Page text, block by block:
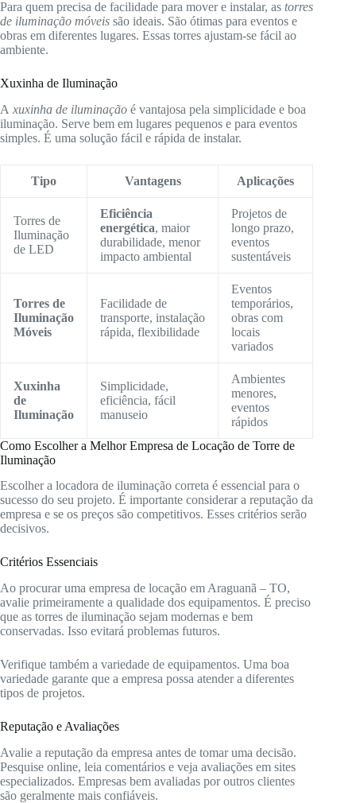
Para quem precisa de facilidade para mover e instalar, as torres
de iluminação móveis são ideais. São ótimas para eventos e
obras em diferentes lugares. Essas torres ajustam-se fácil ao
ambiente.
Xuxinha de Iluminação
A xuxinha de iluminação é vantajosa pela simplicidade e boa
iluminação. Serve bem em lugares pequenos e para eventos
simples. É uma solução fácil e rápida de instalar.
Tipo Vantagens Aplicações
Torres de
Iluminação
de LED
Eficiência
energética, maior
durabilidade, menor
impacto ambiental
Projetos de
longo prazo,
eventos
sustentáveis
Torres de
Iluminação
Móveis
Facilidade de
transporte, instalação
rápida, flexibilidade
Eventos
temporários,
obras com
locais
variados
Xuxinha
de
Iluminação
Simplicidade,
eficiência, fácil
manuseio
Ambientes
menores,
eventos
rápidos
Como Escolher a Melhor Empresa de Locação de Torre de
Iluminação
Escolher a locadora de iluminação correta é essencial para o
sucesso do seu projeto. É importante considerar a reputação da
empresa e se os preços são competitivos. Esses critérios serão
decisivos.
Critérios Essenciais
Ao procurar uma empresa de locação em Araguanã – TO,
avalie primeiramente a qualidade dos equipamentos. É preciso
que as torres de iluminação sejam modernas e bem
conservadas. Isso evitará problemas futuros.
Verifique também a variedade de equipamentos. Uma boa
variedade garante que a empresa possa atender a diferentes
tipos de projetos.
Reputação e Avaliações
Avalie a reputação da empresa antes de tomar uma decisão.
Pesquise online, leia comentários e veja avaliações em sites
especializados. Empresas bem avaliadas por outros clientes
são geralmente mais confiáveis.